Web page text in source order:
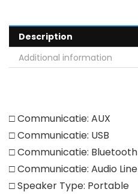
Description
Additional information
□ Communicatie: AUX
□ Communicatie: USB
□ Communicatie: Bluetooth
□ Communicatie: Audio Line
□ Speaker Type: Portable